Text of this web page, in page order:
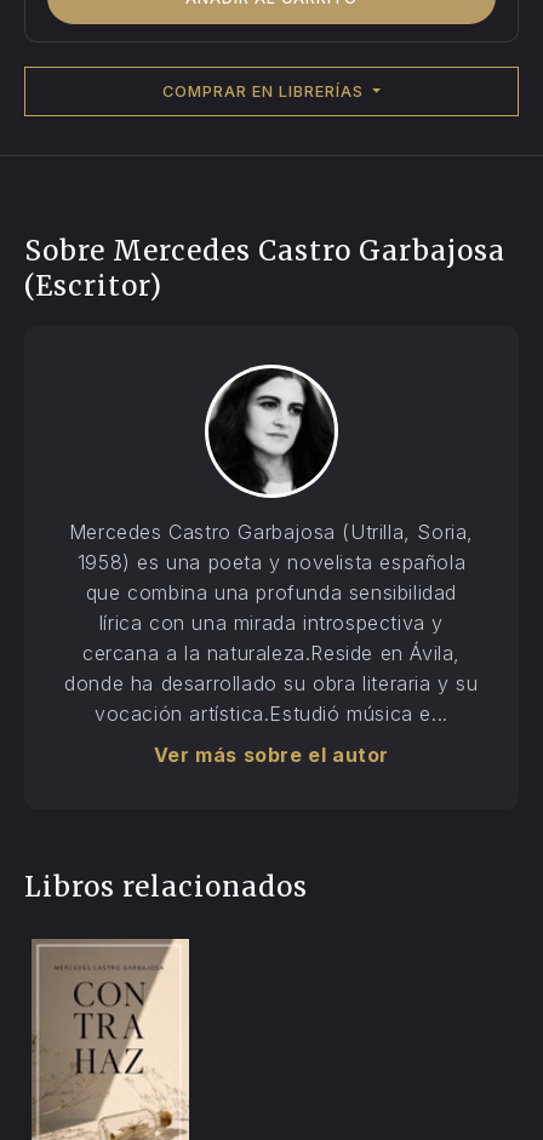
COMPRAR EN LIBRERÍAS
Sobre Mercedes Castro Garbajosa
(Escritor)
Mercedes Castro Garbajosa (Utrilla, Soria,
1958) es una poeta y novelista española
que combina una profunda sensibilidad
lírica con una mirada introspectiva y
cercana a la naturaleza.Reside en Ávila,
donde ha desarrollado su obra literaria y su
vocación artística.Estudió música e...
Ver más sobre el autor
Libros relacionados